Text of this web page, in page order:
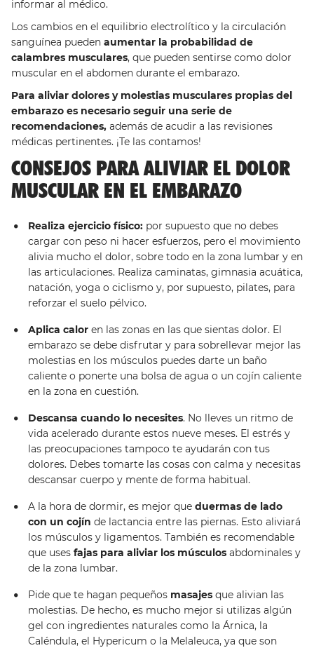
informar al médico.
Los cambios en el equilibrio electrolítico y la circulación
sanguínea pueden aumentar la probabilidad de
calambres musculares, que pueden sentirse como dolor
muscular en el abdomen durante el embarazo.
Para aliviar dolores y molestias musculares propias del
embarazo es necesario seguir una serie de
recomendaciones, además de acudir a las revisiones
médicas pertinentes. ¡Te las contamos!
CONSEJOS PARA ALIVIAR EL DOLOR
MUSCULAR EN EL EMBARAZO
Realiza ejercicio físico: por supuesto que no debes
cargar con peso ni hacer esfuerzos, pero el movimiento
alivia mucho el dolor, sobre todo en la zona lumbar y en
las articulaciones. Realiza caminatas, gimnasia acuática,
natación, yoga o ciclismo y, por supuesto, pilates, para
reforzar el suelo pélvico.
Aplica calor en las zonas en las que sientas dolor. El
embarazo se debe disfrutar y para sobrellevar mejor las
molestias en los músculos puedes darte un baño
caliente o ponerte una bolsa de agua o un cojín caliente
en la zona en cuestión.
Descansa cuando lo necesites. No lleves un ritmo de
vida acelerado durante estos nueve meses. El estrés y
las preocupaciones tampoco te ayudarán con tus
dolores. Debes tomarte las cosas con calma y necesitas
descansar cuerpo y mente de forma habitual.
A la hora de dormir, es mejor que duermas de lado
con un cojín de lactancia entre las piernas. Esto aliviará
los músculos y ligamentos. También es recomendable
que uses fajas para aliviar los músculos abdominales y
de la zona lumbar.
Pide que te hagan pequeños masajes que alivian las
molestias. De hecho, es mucho mejor si utilizas algún
gel con ingredientes naturales como la Árnica, la
Caléndula, el Hypericum o la Melaleuca, ya que son